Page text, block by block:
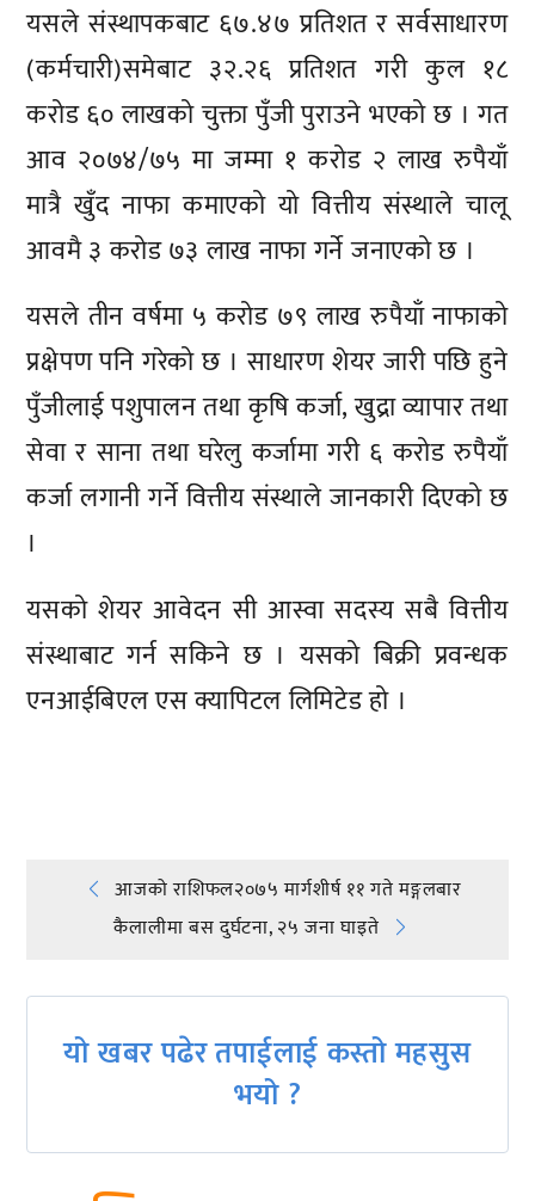
यसले संस्थापकबाट ६७.४७ प्रतिशत र सर्वसाधारण
(कर्मचारी)समेबाट ३२.२६ प्रतिशत गरी कुल १८
करोड ६० लाखको चुक्ता पुँजी पुराउने भएको छ । गत
आव २०७४/७५ मा जम्मा १ करोड २ लाख रुपैयाँ
मात्रै खुँद नाफा कमाएको यो वित्तीय संस्थाले चालू
आवमै ३ करोड ७३ लाख नाफा गर्ने जनाएको छ ।
यसले तीन वर्षमा ५ करोड ७९ लाख रुपैयाँ नाफाको
प्रक्षेपण पनि गरेको छ । साधारण शेयर जारी पछि हुने
पुँजीलाई पशुपालन तथा कृषि कर्जा, खुद्रा व्यापार तथा
सेवा र साना तथा घरेलु कर्जामा गरी ६ करोड रुपैयाँ
कर्जा लगानी गर्ने वित्तीय संस्थाले जानकारी दिएको छ
।
यसको शेयर आवेदन सी आस्वा सदस्य सबै वित्तीय
संस्थाबाट गर्न सकिने छ । यसको बिक्री प्रवन्धक
एनआईबिएल एस क्यापिटल लिमिटेड हो ।
Post
navigation
आजको राशिफल२०७५ मार्गशीर्ष ११ गते मङ्गलबार
कैलालीमा बस दुर्घटना, २५ जना घाइते
यो खबर पढेर तपाईलाई कस्तो महसुस
भयो ?